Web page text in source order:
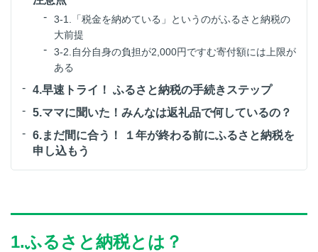
3-1.「税金を納めている」というのがふるさと納税の
大前提
3-2.自分自身の負担が2,000円ですむ寄付額には上限が
ある
4.早速トライ！ ふるさと納税の手続きステップ
5.ママに聞いた！みんなは返礼品で何しているの？
6.まだ間に合う！ １年が終わる前にふるさと納税を
申し込もう
1.ふるさと納税とは？